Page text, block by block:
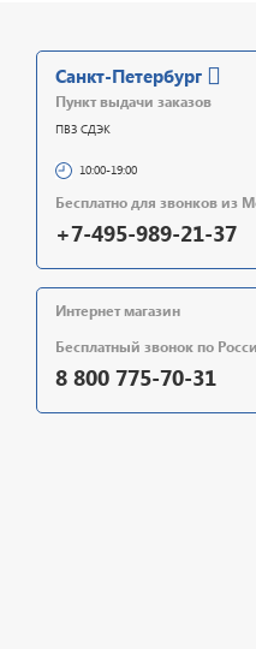
Санкт-Петербург
Пункт выдачи заказов
ПВЗ СДЭК
10:00-19:00
Бесплатно для звонков из
+7-495-989-21-37
Интернет магазин
Бесплатный звонок по
8 800 775-70-31